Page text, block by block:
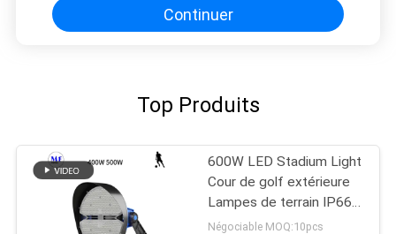
Continuer
Top Produits
600W LED Stadium Light
Cour de golf extérieure
Lampes de terrain IP66
800W 1000W étanche
Négociable MOQ:10pcs